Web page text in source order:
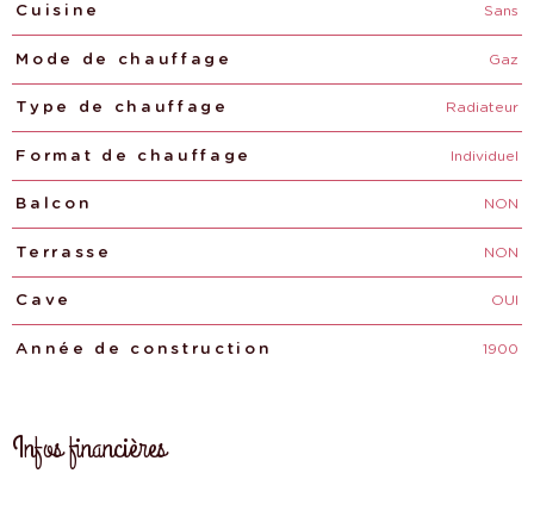
Cuisine Sans
Mode de chauffage Gaz
Type de chauffage Radiateur
Format de chauffage Individuel
Balcon NON
Terrasse NON
Cave OUI
Année de construction 1900
Infos financières